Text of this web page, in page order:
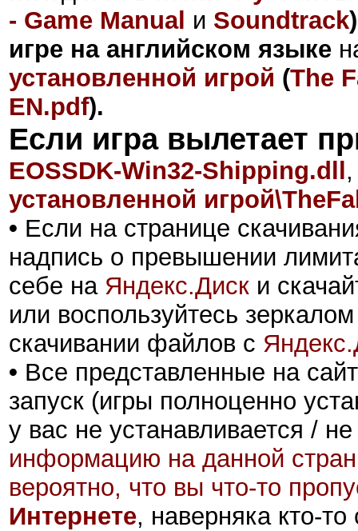
- Game Manual и Soundtrack)
игре на английском языке
установленной игрой (The
EN.pdf).
Если игра вылетает
EOSSDK-Win32-Shipping.dll ,
установленной
• Если на странице
надпись о превышении
себе на Яндекс.Диск и
или воспользуйтесь
скачивании файлов с
• Все представленные на
запуск (игры полноценно
у вас не устанавливается /
информацию на данной
вероятно, что вы что-то
Интернете, наверняка кто-